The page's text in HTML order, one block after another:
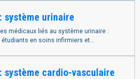
système urinaire
médicaux liés au système urinaire :
étudiants en soins infirmiers et
système cardio-vasculaire